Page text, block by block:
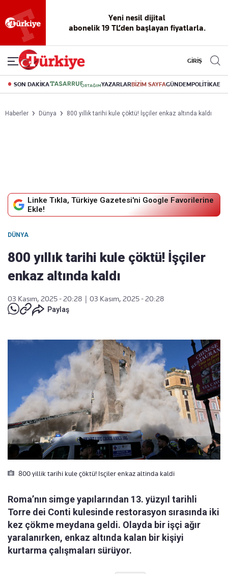
Yeni nesil dijital
abonelik 19 TL’den başlayan fiyatlarla.
GİRİŞ
SON DAKİKA YAZARLARBİZİM SAYFAGÜNDEMPOLİTİKA
Haberler Dünya 800 yıllık tarihi kule çöktü! İşçiler enkaz altında kaldı
Linke Tıkla, Türkiye Gazetesi'ni Google Favorilerine
Ekle!
DÜNYA
800 yıllık tarihi kule çöktü! İşçiler
enkaz altında kaldı
03 Kasım, 2025 - 20:28
03 Kasım, 2025 - 20:28
Paylaş
800 yillik tarihi kule çöktü! Isçiler enkaz altinda kaldi
Roma’nın simge yapılarından 13. yüzyıl tarihli
Torre dei Conti kulesinde restorasyon sırasında iki
kez çökme meydana geldi. Olayda bir işçi ağır
yaralanırken, enkaz altında kalan bir kişiyi
kurtarma çalışmaları sürüyor.